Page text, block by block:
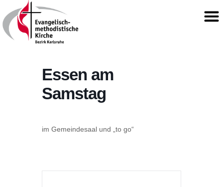
Essen am
Samstag
im Gemeindesaal und „to go“